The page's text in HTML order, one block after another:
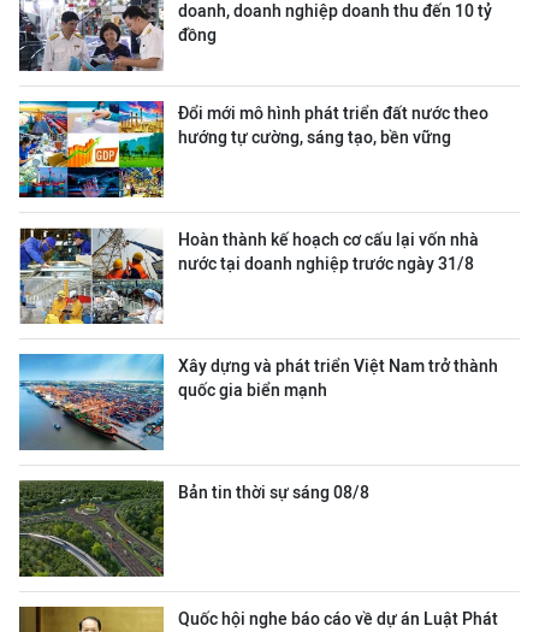
doanh, doanh nghiệp doanh thu đến 10 tỷ
đồng
Đổi mới mô hình phát triển đất nước theo
hướng tự cường, sáng tạo, bền vững
Hoàn thành kế hoạch cơ cấu lại vốn nhà
nước tại doanh nghiệp trước ngày 31/8
Xây dựng và phát triển Việt Nam trở thành
quốc gia biển mạnh
Bản tin thời sự sáng 08/8
Quốc hội nghe báo cáo về dự án Luật Phát